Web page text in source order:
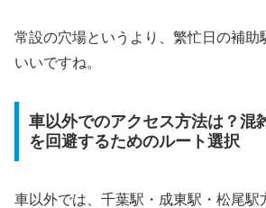
常設の穴場というより、繁忙日の補助
いいですね。
車以外でのアクセス方法は？混
を回避するためのルート選択
車以外では、千葉駅・成東駅・松尾駅